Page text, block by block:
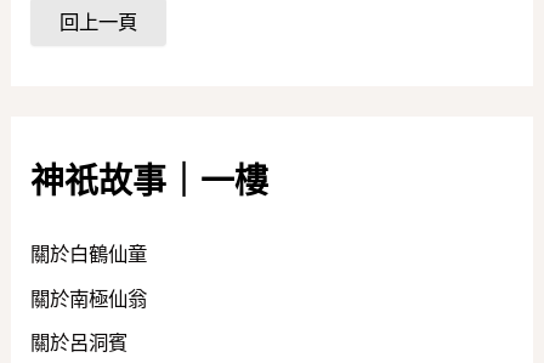
神祇故事｜一樓
關於白鶴仙童
關於南極仙翁
關於呂洞賓